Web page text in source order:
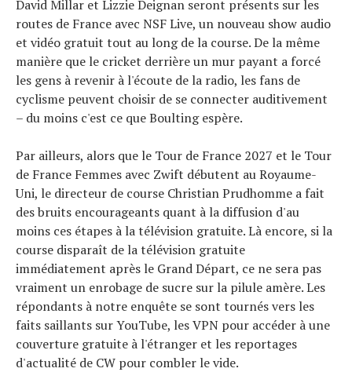
David Millar et Lizzie Deignan seront présents sur les
routes de France avec NSF Live, un nouveau show audio
et vidéo gratuit tout au long de la course. De la même
manière que le cricket derrière un mur payant a forcé
les gens à revenir à l'écoute de la radio, les fans de
cyclisme peuvent choisir de se connecter auditivement
– ​​du moins c'est ce que Boulting espère.
Par ailleurs, alors que le Tour de France 2027 et le Tour
de France Femmes avec Zwift débutent au Royaume-
Uni, le directeur de course Christian Prudhomme a fait
des bruits encourageants quant à la diffusion d'au
moins ces étapes à la télévision gratuite. Là encore, si la
course disparaît de la télévision gratuite
immédiatement après le Grand Départ, ce ne sera pas
vraiment un enrobage de sucre sur la pilule amère. Les
répondants à notre enquête se sont tournés vers les
faits saillants sur YouTube, les VPN pour accéder à une
couverture gratuite à l'étranger et les reportages
d'actualité de CW pour combler le vide.